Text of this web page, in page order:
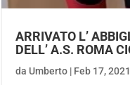
ARRIVATO L’
DELL’ A.S. ROMA
da Umberto | Feb 17, 2021